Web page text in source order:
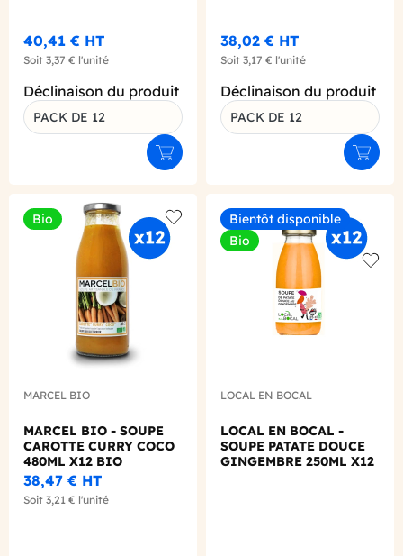
40,41 € HT
Soit 3,37 € l'unité
Déclinaison du produit
PACK DE 12
Ajouter au panier
38,02 € HT
Soit 3,17 € l'unité
Déclinaison du produit
PACK DE 12
Bio
Add to wishlist
MARCEL BIO
MARCEL BIO - SOUPE
CAROTTE CURRY COCO
480ML X12 BIO
38,47 € HT
Soit 3,21 € l'unité
Bientôt disponible
Bio
LOCAL EN BOCAL
LOCAL EN BOCAL -
SOUPE PATATE DOUCE
GINGEMBRE 250ML X12